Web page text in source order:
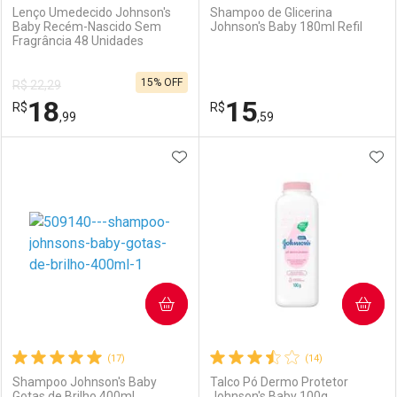
Ativar Desconto
Comprar sem Desconto
Por R$ 38,99/cada
Comprar sem Desconto
Por R$ 38,99/cada
Comprar sem Desconto
Por R$ 31,99/cada
Por R$ 31,99/cada
Lenço Umedecido Johnson's
Baby Recém-Nascido Sem
Fragrância 48 Unidades
R$ 22,29
R$18,99
15% OFF
Laboratório
Por Menos
Shampoo de Glicerina
Johnson's Baby 180ml Refil
R$15,59
(17)
Shampoo Johnson's Baby
ADICIONAR AOS FAVORITOS
COMPRAR
(14)
Talco Pó Dermo Protetor
COMPRAR